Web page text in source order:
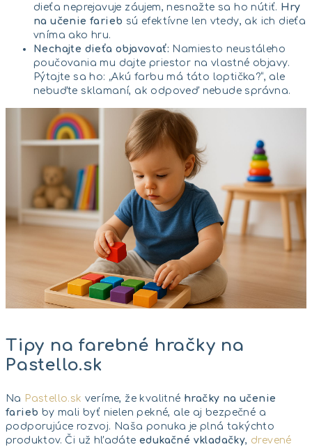
dieťa neprejavuje záujem, nesnažte sa ho nútiť. Hry
na učenie farieb sú efektívne len vtedy, ak ich dieťa
vníma ako hru.
Nechajte dieťa objavovať: Namiesto neustáleho
poučovania mu dajte priestor na vlastné objavy.
Pýtajte sa ho: „Akú farbu má táto loptička?“, ale
nebuďte sklamaní, ak odpoveď nebude správna.
Tipy na farebné hračky na
Pastello.sk
Na Pastello.sk veríme, že kvalitné hračky na učenie
farieb by mali byť nielen pekné, ale aj bezpečné a
podporujúce rozvoj. Naša ponuka je plná takýchto
produktov. Či už hľadáte edukačné vkladačky, drevené